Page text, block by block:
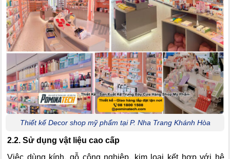
Thiết kế Decor shop mỹ phẩm tại P. Nha Trang Khánh Hòa
2.2. Sử dụng vật liệu cao cấp
Việc dùng kính, gỗ công nghiệp, kim loại kết hợp với hệ